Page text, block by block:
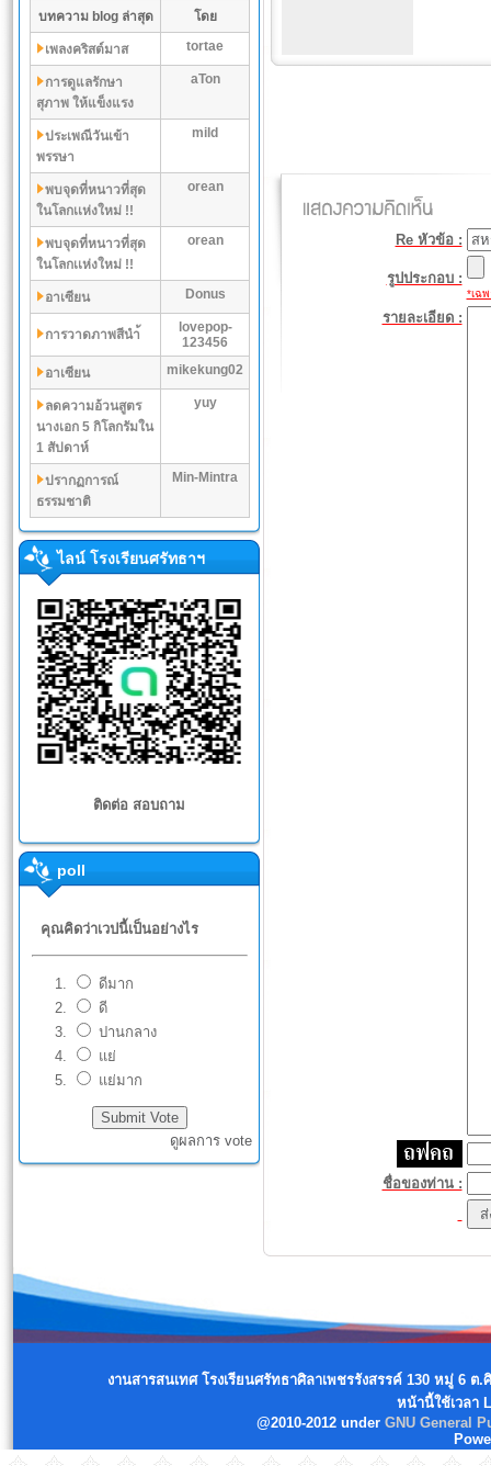
บทความ blog ล่าสุด โดย
เพลงคริสต์มาส tortae
การดูแลรักษา
สุภาพ ให้แข็งแรง
aTon
ประเพณีวันเข้า
พรรษา
mild
พบจุดที่หนาวที่สุด
ในโลกเเห่งใหม่ !!
orean
พบจุดที่หนาวที่สุด
ในโลกเเห่งใหม่ !!
orean
อาเซียน Donus
การวาดภาพสีนำ้
lovepop-
123456
อาเซียน
mikekung02
ลดความอ้วนสูตร
นางเอก 5 กิโลกรัมใน
1 สัปดาห์
yuy
ปรากฏการณ์
ธรรมชาติ
Min-Mintra
ไลน์ โรงเรียนศรัทธาฯ
ติดต่อ สอบถาม
poll
คุณคิดว่าเวปนี้เป็นอย่างไร
ดีมาก
ดี
ปานกลาง
แย่
แย่มาก
ดูผลการ vote
Re หัวข้อ :
รูปประกอบ :
*เฉ
รายละเอียด :
ชื่อของท่าน :
งานสารสนเทศ โรงเรียนศรัทธาศิลาเพชรรังสรรค์ 130 หมู่ 6
หน้านี้ใช้เวลา
@2010-2012 under GNU General